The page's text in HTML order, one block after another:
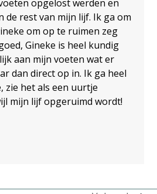
opgelost werden en
de rest van mijn lijf. Ik ga om
om op te ruimen zeg
Gineke is heel kundig
aan mijn voeten wat er
dan direct op in. Ik ga heel
zie het als een uurtje
mijn lijf opgeruimd wordt!